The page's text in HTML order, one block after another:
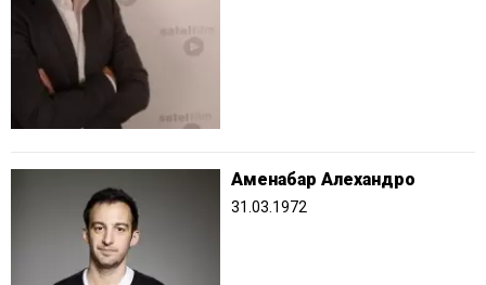
Аменабар Алехандро
31.03.1972